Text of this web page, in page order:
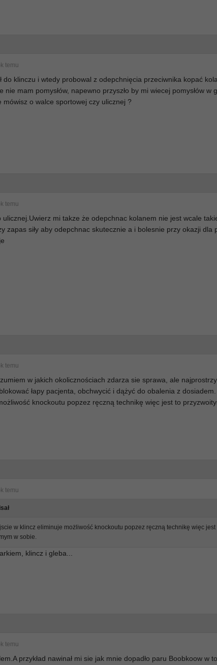
temu
do klinczu i wtedy probowal z odepchnięcia przeciwnika kopać
nie mam pomysłów, napewno przyszło by mi wiecej pomysłów w
mówisz o walce sportowej czy ulicznej ?
temu
ulicznej.Uwierz mi takze że odepchnac kolanem nie jest wcale
zapas siły aby odepchnac skutecznie a i bolesnie przy okazji dla
temu
w jakich okolicznościach zdarza sie sprawa, ale
łapy pacjenta, obchwycić i dążyć do obalenia z dosiadem.
knockoutu popzez ręczną technikę więc jest to
temu
w klincz eliminuje możliwość knockoutu popzez ręczną technikę więc jest
w sobie.
klincz i gleba...
temu
przykład nawinał mi sie jak mnie dopadło paru Boobkoow w